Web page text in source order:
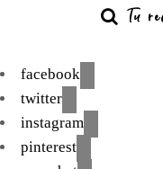
facebook
twitter
instagram
pinterest